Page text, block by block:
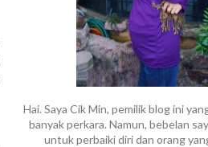
Hai. Saya Cik Min, pemilik blog ini
banyak perkara. Namun, bebelan
untuk perbaiki diri dan orang